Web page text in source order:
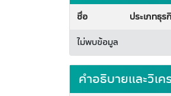
ชื่อ ประเภทธุร
ไม่พบข้อมูล
คำอธิบายและวิเ